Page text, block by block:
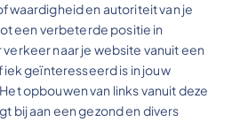
en autoriteit van je
een verbeterde positie in
naar je website vanuit een
geïnteresseerd is in jouw
opbouwen van links vanuit deze
bij aan een gezond en divers